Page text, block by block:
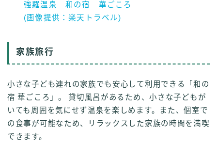
強羅温泉 和の宿 華ごころ
(画像提供：楽天トラベル)
家族旅行
小さな子ども連れの家族でも安心して利用できる「和の
宿 華ごころ」。 貸切風呂があるため、小さな子どもが
いても周囲を気にせず温泉を楽しめます。また、個室で
の食事が可能なため、リラックスした家族の時間を満喫
できます。